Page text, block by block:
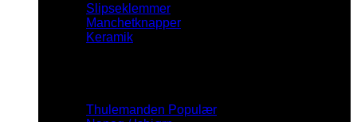
Slipseklemmer
Manchetknapper
Keramik
Thulemanden